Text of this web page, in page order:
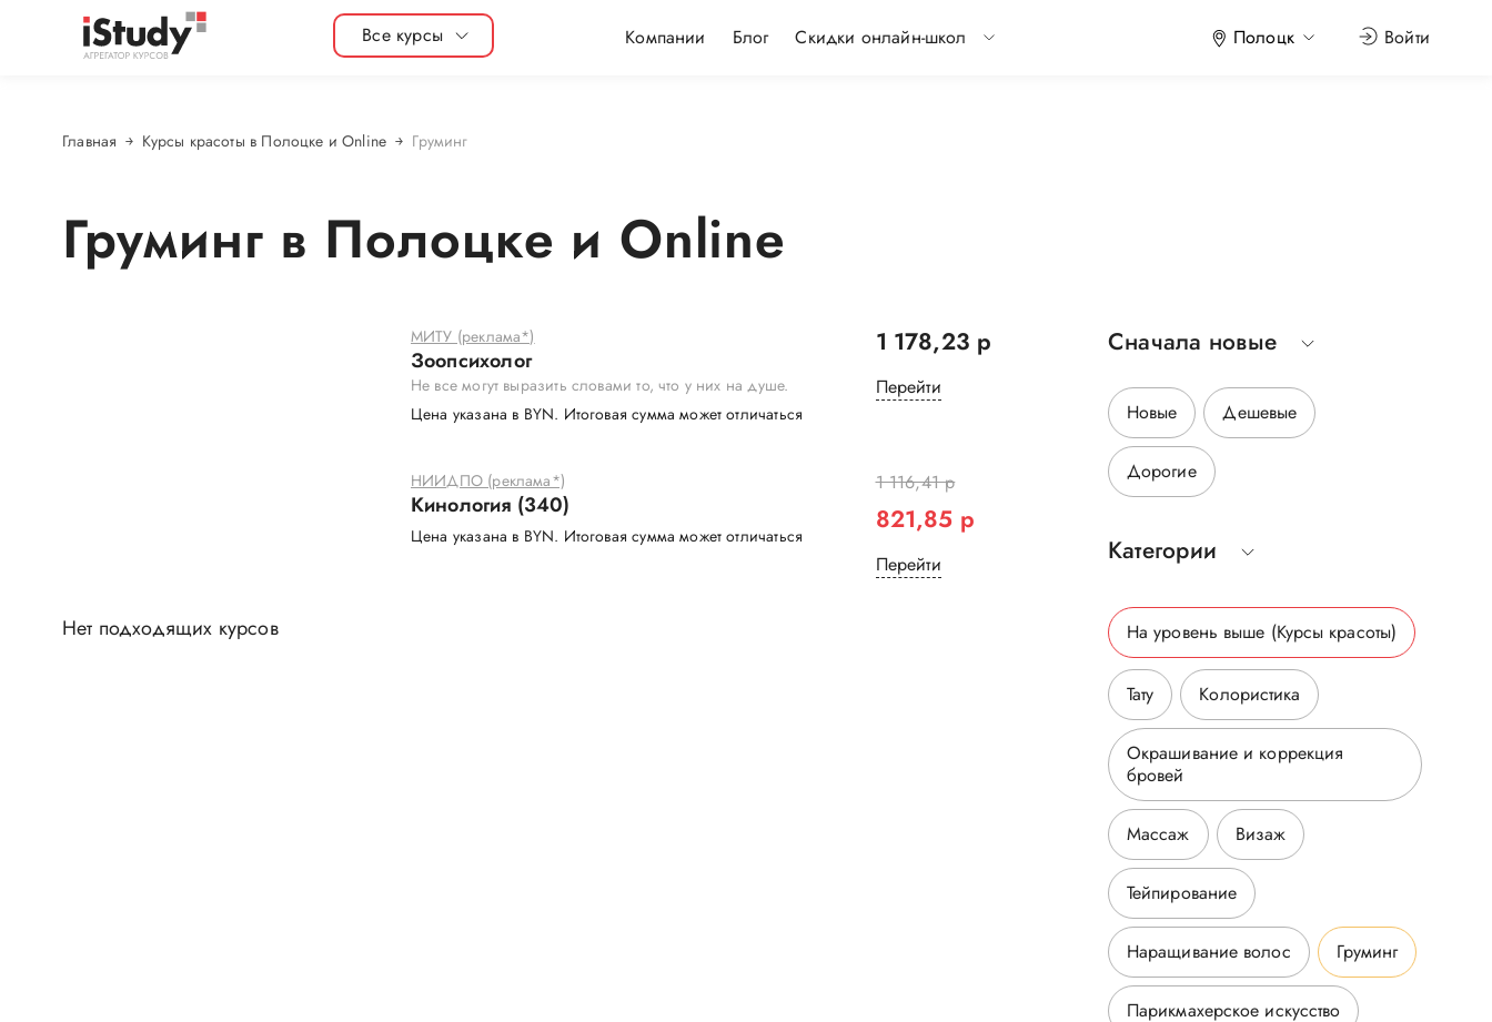
Все курсы Компании Блог Скидки онлайн-школ Полоцк Войти
Главная Курсы красоты в Полоцке и Online Груминг
Груминг в Полоцке и Online
МИТУ (реклама*)
Зоопсихолог
Не все могут выразить словами то, что у них на душе.
Цена указана в BYN. Итоговая сумма может отличаться
1 178,23 р
Перейти
НИИДПО (реклама*)
Кинология (340)
Цена указана в BYN. Итоговая сумма может отличаться
1 116,41 р
821,85 р
Перейти
Нет подходящих курсов
Сначала новые
Новые Дешевые
Дорогие
Категории
На уровень выше (Курсы красоты)
Тату Колористика
Окрашивание и коррекция
бровей
Массаж Визаж
Тейпирование
Наращивание волос Груминг
Парикмахерское искусство